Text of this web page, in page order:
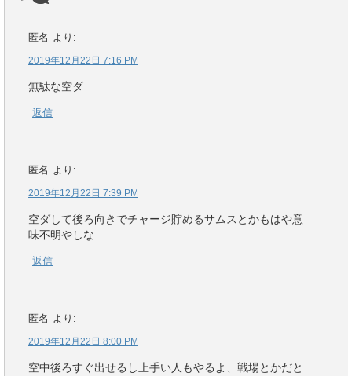
匿名 より:
2019年12月22日 7:16 PM
無駄な空ダ
返信
匿名 より:
2019年12月22日 7:39 PM
空ダして後ろ向きでチャージ貯めるサムスとかもはや意
味不明やしな
返信
匿名 より:
2019年12月22日 8:00 PM
空中後ろすぐ出せるし上手い人もやるよ、戦場とかだと